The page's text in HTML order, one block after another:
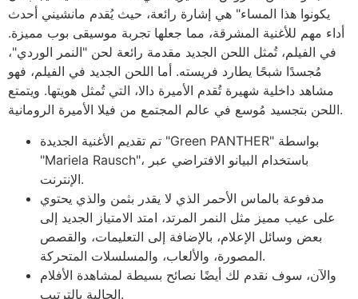
يكونوا هذا المساء" هي إشارة رائعة، حيث يُقدم مانشيني أحدث
أداء مهم للأغنية المشرقة، مما جعلها تجربة موسيقى بوب مميزة.
في الفيلم، تُمثل اللحن الجديد مقدمة رائعة لحن "النمر الوردي"،
مُجسدًا شبحًا يطارد فريسته. أما اللحن الجديد في الفيلم، فهو
مشاهد داخلية شهيرة تُقدم الأميرة دالا، التي تُمثل هويتها. ويتمتع
اللحن بتجسيد مُوسع في عالم المجتمع من فيلا الأميرة الرومانية.
تم تقديم الأغنية الجديدة "Green PANTHER" بواسطة
"Mariela Rausch"، باستخدام البيانو الافتراضي عبر
الإنترنت.
مدفوعة بالماس الأحمر الذي لا يقدر بثمن والذي يحتوي
على عيب مميز مثل النمر المرتد، امتد الامتياز الجديد إلى
بعض وسائل الإعلام، بالإضافة إلى التعليمات، والقصص
المصورة، والألعاب، والمسلسلات المتحركة.
والآن، سوف نقدم لك أيضًا نصائح بسيطة لمشاهدة الأفلام
الحالية بالترتيب.